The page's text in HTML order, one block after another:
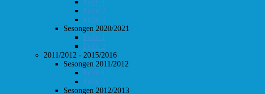
Follo 2
Follo 3
Sesongen 2020/2021
Follo 1
Follo 2
2011/2012 - 2015/2016
Sesongen 2011/2012
Follo 1
Follo 2
Sesongen 2012/2013